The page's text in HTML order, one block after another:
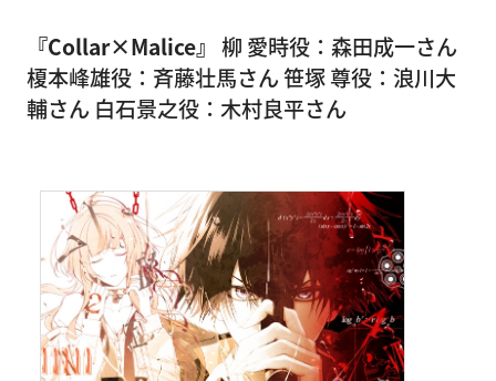
『Collar×Malice』 柳 愛時役：森田成一さん
榎本峰雄役：斉藤壮馬さん 笹塚 尊役：浪川大
輔さん 白石景之役：木村良平さん